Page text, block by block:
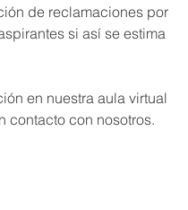
de reclamaciones por
si así se estima
en nuestra aula virtual
contacto con nosotros.